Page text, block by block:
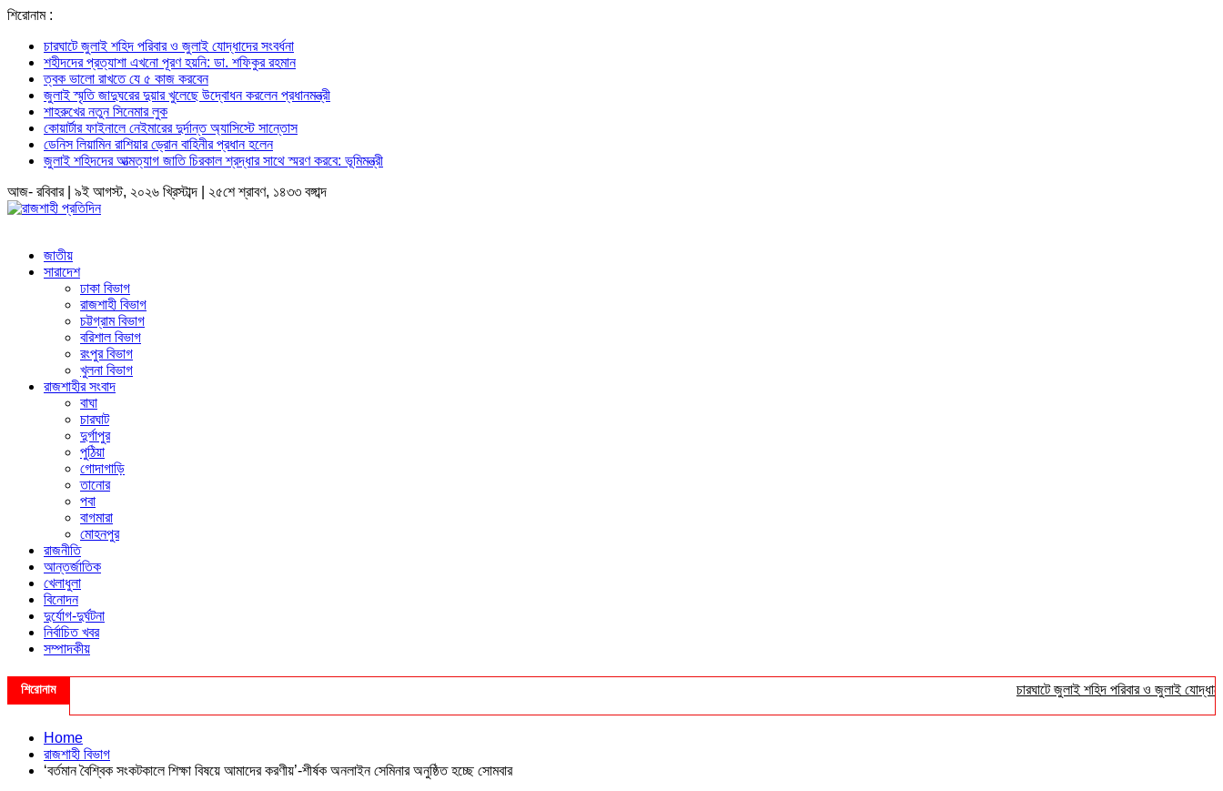
শিরোনাম :
চারঘাটে জুলাই শহিদ পরিবার ও জুলাই যোদ্ধাদের সংবর্ধনা
শহীদদের প্রত্যাশা এখনো পূরণ হয়নি: ডা. শফিকুর রহমান
ত্বক ভালো রাখতে যে ৫ কাজ করবেন
জুলাই স্মৃতি জাদুঘরের দুয়ার খুলেছে উদ্বোধন করলেন প্রধানমন্ত্রী
শাহরুখের নতুন সিনেমার লুক
কোয়ার্টার ফাইনালে নেইমারের দুর্দান্ত অ্যাসিস্টে সান্তোস
ডেনিস লিয়ামিন রাশিয়ার ড্রোন বাহিনীর প্রধান হলেন
জুলাই শহিদদের আত্মত্যাগ জাতি চিরকাল শ্রদ্ধার সাথে স্মরণ করবে: ভূমিমন্ত্রী
আজ- রবিবার | ৯ই আগস্ট, ২০২৬ খ্রিস্টাব্দ | ২৫শে শ্রাবণ, ১৪৩৩ বঙ্গাব্দ
জাতীয়
সারাদেশ
ঢাকা বিভাগ
রাজশাহী বিভাগ
চট্টগ্রাম বিভাগ
বরিশাল বিভাগ
রংপুর বিভাগ
খুলনা বিভাগ
রাজশাহীর সংবাদ
বাঘা
চারঘাট
দুর্গাপুর
পুঠিয়া
গোদাগাড়ি
তানোর
পবা
বাগমারা
মোহনপুর
রাজনীতি
আন্তর্জাতিক
খেলাধুলা
বিনোদন
দুর্যোগ-দুর্ঘটনা
নির্বাচিত খবর
সম্পাদকীয়
শিরোনাম চারঘাটে জুলাই শহিদ পরিবার ও জুলাই যোদ্ধাদের
Home
রাজশাহী বিভাগ
‘বর্তমান বৈশ্বিক সংকটকালে শিক্ষা বিষয়ে আমাদের করণীয়’-শীর্ষক অনলাইন সেমিনার অনুষ্ঠিত হচ্ছে সোমবার